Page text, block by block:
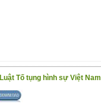
Tố tụng hình sự Việt Nam